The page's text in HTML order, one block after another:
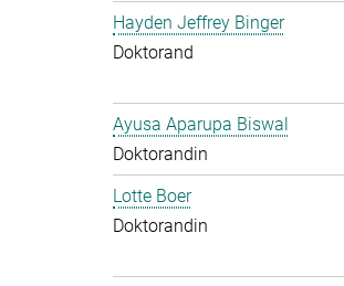
Hayden Jeffrey Binger
Doktorand
Ayusa Aparupa Biswal
Doktorandin
Lotte Boer
Doktorandin